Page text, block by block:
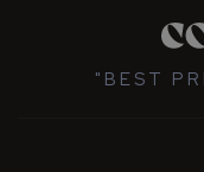
"BEST